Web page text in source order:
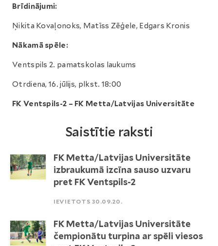
Brīdinājumi:
Ņikita Kovaļonoks, Matīss Zēģele, Edgars Kronis
Nākamā spēle:
Ventspils 2. pamatskolas laukums
Otrdiena, 16. jūlijs, plkst. 18:00
FK Ventspils-2 – FK Metta/Latvijas Universitāte
Saistītie raksti
FK Metta/Latvijas Universitāte
izbraukumā izcīna sauso uzvaru
pret FK Ventspils-2
IEVIETOTS 30.09.20.
FK Metta/Latvijas Universitāte
čempionātu turpina ar spēli viesos